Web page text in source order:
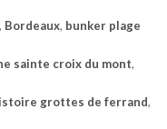
, Bordeaux, bunker plage
sainte croix du mont,
grottes de ferrand,